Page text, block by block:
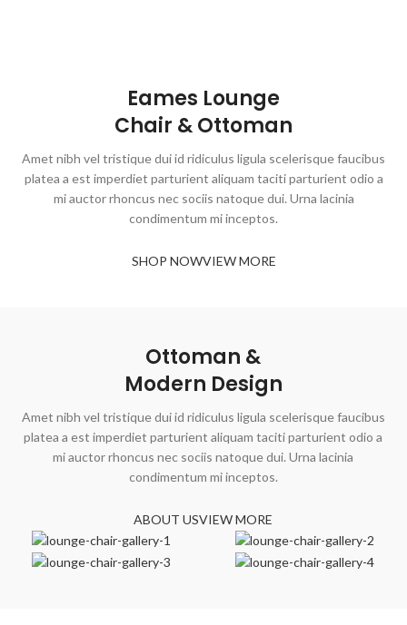
Eames Lounge
Chair & Ottoman
Amet nibh vel tristique dui id ridiculus ligula scelerisque faucibus
platea a est imperdiet parturient aliquam taciti parturient odio a
mi auctor rhoncus nec sociis natoque dui. Urna lacinia
condimentum mi inceptos.
SHOP NOWVIEW MORE
Ottoman &
Modern Design
Amet nibh vel tristique dui id ridiculus ligula scelerisque faucibus
platea a est imperdiet parturient aliquam taciti parturient odio a
mi auctor rhoncus nec sociis natoque dui. Urna lacinia
condimentum mi inceptos.
ABOUT USVIEW MORE